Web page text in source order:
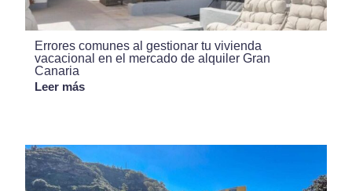
Errores comunes al gestionar tu vivienda
vacacional en el mercado de alquiler Gran
Canaria
Leer más